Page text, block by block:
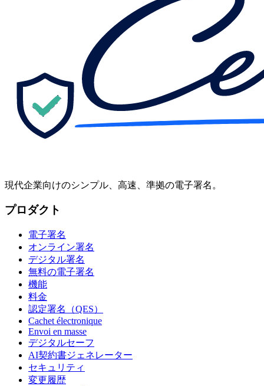
現代企業向けのシンプル、高速、準拠の電子署名。
プロダクト
電子署名
オンライン署名
デジタル署名
無料の電子署名
機能
料金
認定署名（QES）
Cachet électronique
Envoi en masse
デジタルセーフ
AI契約書ジェネレーター
セキュリティ
変更履歴